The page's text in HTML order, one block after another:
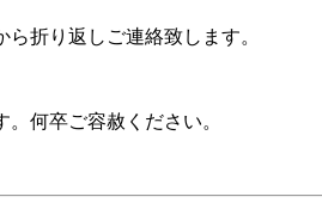
折り返しご連絡致します。
何卒ご容赦ください。